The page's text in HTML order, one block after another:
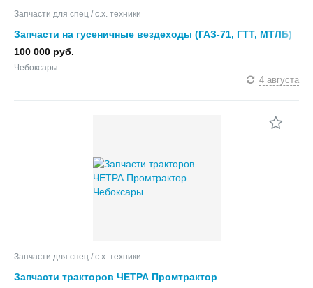
Запчасти для спец / с.х. техники
Запчасти на гусеничные вездеходы (ГАЗ-71, ГТТ, МТЛБ)
и сельхозтехнику
100 000 руб.
Чебоксары
4 августа
Запчасти для спец / с.х. техники
Запчасти тракторов ЧЕТРА Промтрактор